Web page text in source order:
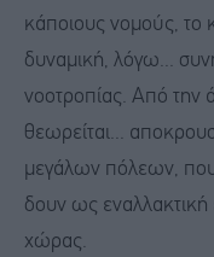
κάποιους νομούς, το
δυναμική, λόγω...
νοοτροπίας. Από την
θεωρείται...
μεγάλων πόλεων, που
δουν ως εναλλακτική
χώρας.